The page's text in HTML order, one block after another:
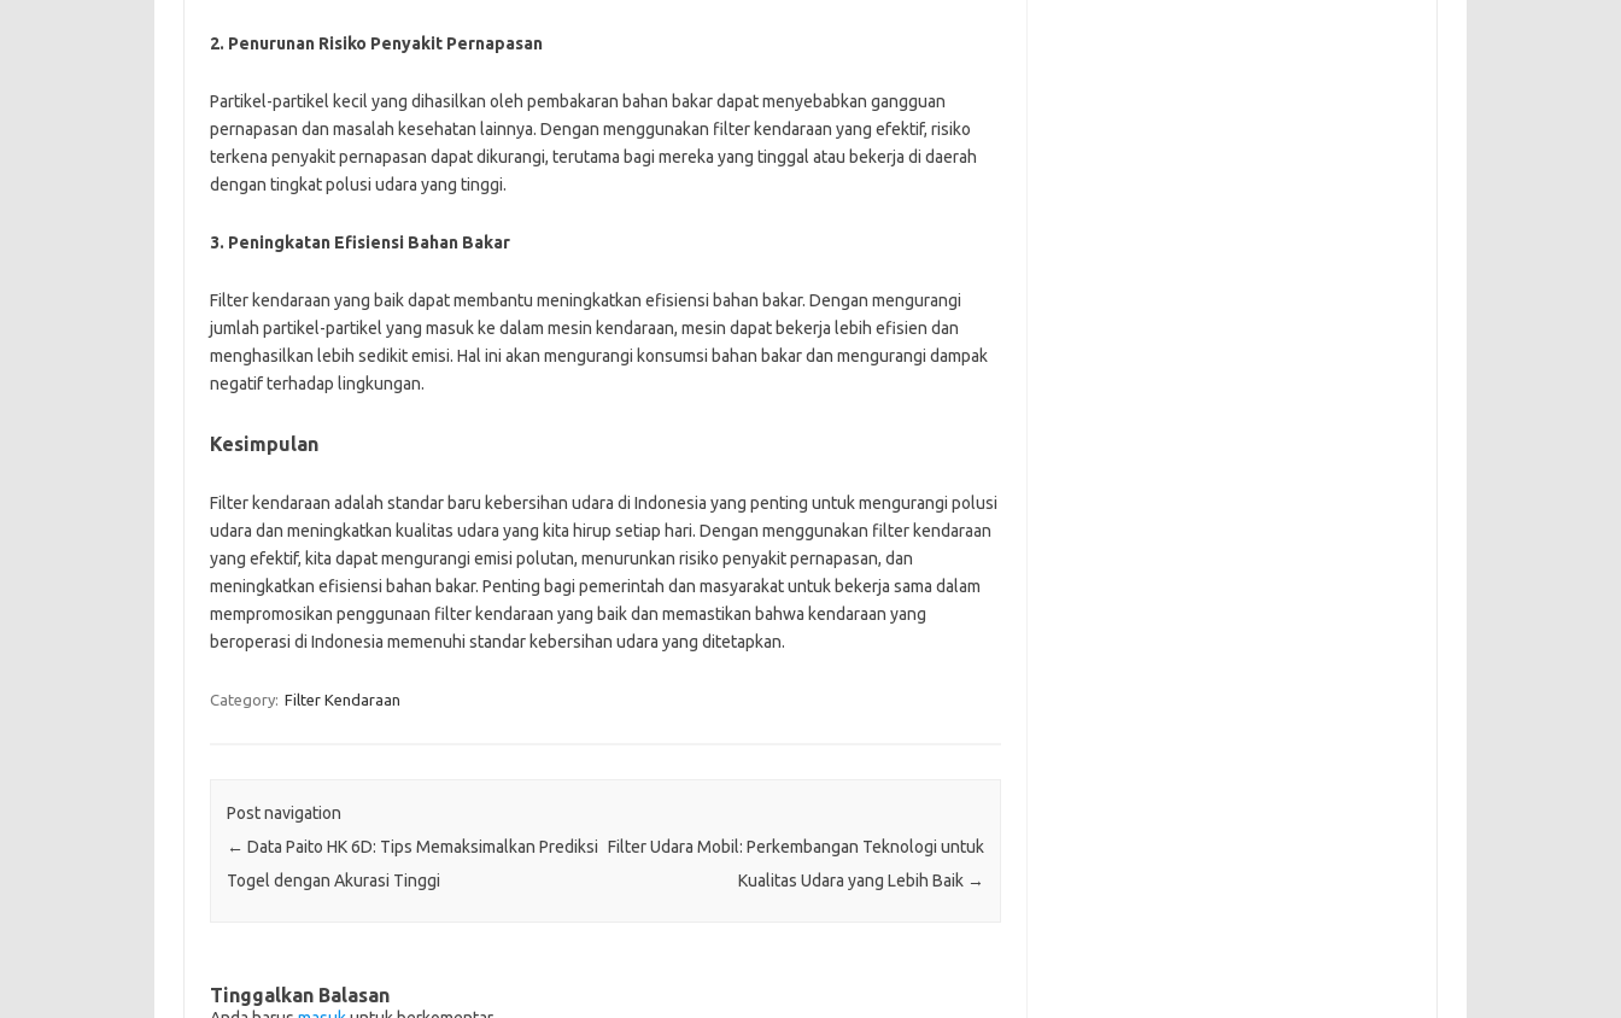
2. Penurunan Risiko Penyakit Pernapasan
Partikel-partikel kecil yang dihasilkan oleh pembakaran bahan bakar dapat menyebabkan gangguan
pernapasan dan masalah kesehatan lainnya. Dengan menggunakan filter kendaraan yang efektif, risiko
terkena penyakit pernapasan dapat dikurangi, terutama bagi mereka yang tinggal atau bekerja di daerah
dengan tingkat polusi udara yang tinggi.
3. Peningkatan Efisiensi Bahan Bakar
Filter kendaraan yang baik dapat membantu meningkatkan efisiensi bahan bakar. Dengan mengurangi
jumlah partikel-partikel yang masuk ke dalam mesin kendaraan, mesin dapat bekerja lebih efisien dan
menghasilkan lebih sedikit emisi. Hal ini akan mengurangi konsumsi bahan bakar dan mengurangi dampak
negatif terhadap lingkungan.
Kesimpulan
Filter kendaraan adalah standar baru kebersihan udara di Indonesia yang penting untuk mengurangi polusi
udara dan meningkatkan kualitas udara yang kita hirup setiap hari. Dengan menggunakan filter kendaraan
yang efektif, kita dapat mengurangi emisi polutan, menurunkan risiko penyakit pernapasan, dan
meningkatkan efisiensi bahan bakar. Penting bagi pemerintah dan masyarakat untuk bekerja sama dalam
mempromosikan penggunaan filter kendaraan yang baik dan memastikan bahwa kendaraan yang
beroperasi di Indonesia memenuhi standar kebersihan udara yang ditetapkan.
Category: Filter Kendaraan
Post navigation
← Data Paito HK 6D: Tips Memaksimalkan Prediksi
Togel dengan Akurasi Tinggi
Filter Udara Mobil: Perkembangan Teknologi untuk
Kualitas Udara yang Lebih Baik →
Tinggalkan Balasan